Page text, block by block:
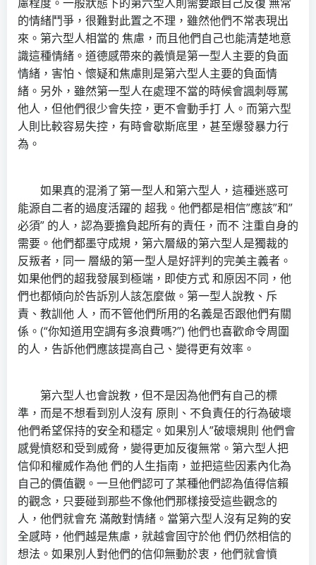
的情緒鬥爭，很難對此置之不理，雖然他們不常表現出
來。第六型人相當的 焦慮，而且他們自己也能清楚地意
識這種情緒。道德感帶來的義憤是第一型人主要的負面
情緒，害怕、懷疑和焦慮則是第六型人主要的負面情
緒。另外，雖然第一型人在處理不當的時候會諷刺辱駡
他人，但他們很少會失控，更不會動手打 人。而第六型
人則比較容易失控，有時會歇斯底里，甚至爆發暴力行
為。
如果真的混淆了第一型人和第六型人，這種迷惑可
能源自二者的過度活躍的 超我。他們都是相信”應該”和”
必須” 的人，認為要擔負起所有的責任，而不 注重自身的
需要。他們都墨守成規，第六層級的第六型人是獨裁的
反叛者，同一 層級的第一型人是好評判的完美主義者。
如果他們的超我發展到極端，即使方式 和原因不同，他
們也都傾向於告訴別人該怎麼做。第一型人說教、斥
責、教訓他 人，而不管他們所用的名義是否跟他們有關
係。(“你知道用空調有多浪費嗎?”) 他們也喜歡命令周圍
的人，告訴他們應該提高自己、變得更有效率。
第六型人也會說教，但不是因為他們有自己的標
準，而是不想看到別人沒有 原則、不負責任的行為破壞
他們希望保持的安全和穩定。如果別人”破壞規則 他們會
感覺憤怒和受到威脅，變得更加反復無常。第六型人把
信仰和權威作為他 們的人生指南，並把這些因素內化為
自己的價值觀。一旦他們認可了某種他們認為值得信賴
的觀念，只要碰到那些不像他們那樣接受這些觀念的
人，他們就會充 滿敵對情緒。當第六型人沒有足夠的安
全感時，他們越是焦慮，就越會固守於他 們仍然相信的
想法。如果別人對他們的信仰無動於衷，他們就會憤